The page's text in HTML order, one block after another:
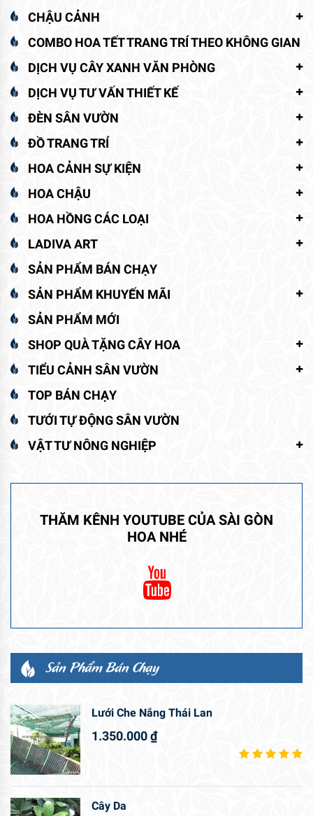
CHẬU CẢNH
COMBO HOA TẾT TRANG TRÍ THEO KHÔNG GIAN
DỊCH VỤ CÂY XANH VĂN PHÒNG
DỊCH VỤ TƯ VẤN THIẾT KẾ
ĐÈN SÂN VƯỜN
ĐỒ TRANG TRÍ
HOA CẢNH SỰ KIỆN
HOA CHẬU
HOA HỒNG CÁC LOẠI
LADIVA ART
SẢN PHẨM BÁN CHẠY
SẢN PHẨM KHUYẾN MÃI
SẢN PHẨM MỚI
SHOP QUÀ TẶNG CÂY HOA
TIỂU CẢNH SÂN VƯỜN
TOP BÁN CHẠY
TƯỚI TỰ ĐỘNG SÂN VƯỜN
VẬT TƯ NÔNG NGHIỆP
THĂM KÊNH YOUTUBE CỦA SÀI GÒN
HOA NHÉ
Sản Phẩm Bán Chạy
Lưới Che Nắng Thái Lan
1.350.000₫
Cây Da